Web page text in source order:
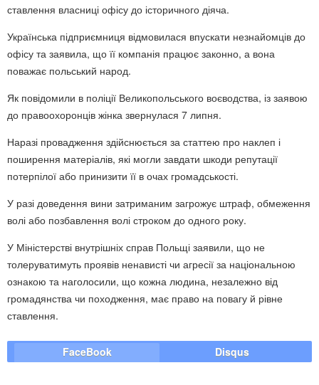
ставлення власниці офісу до історичного діяча.
Українська підприємниця відмовилася впускати незнайомців до
офісу та заявила, що її компанія працює законно, а вона
поважає польський народ.
Як повідомили в поліції Великопольського воєводства, із заявою
до правоохоронців жінка звернулася 7 липня.
Наразі провадження здійснюється за статтею про наклеп і
поширення матеріалів, які могли завдати шкоди репутації
потерпілої або принизити її в очах громадськості.
У разі доведення вини затриманим загрожує штраф, обмеження
волі або позбавлення волі строком до одного року.
У Міністерстві внутрішніх справ Польщі заявили, що не
толеруватимуть проявів ненависті чи агресії за національною
ознакою та наголосили, що кожна людина, незалежно від
громадянства чи походження, має право на повагу й рівне
ставлення.
FaceBook Disqus